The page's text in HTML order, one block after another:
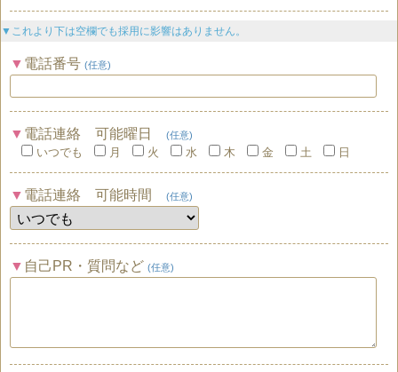
▼これより下は空欄でも採用に影響はありません。
電話番号 (任意)
電話連絡 可能曜日 (任意)
いつでも 月 火 水 木 金 土 日
電話連絡 可能時間 (任意)
自己PR・質問など (任意)